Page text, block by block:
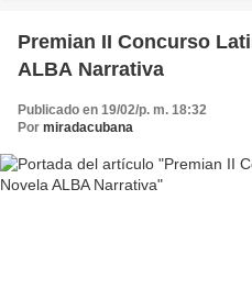
Premian II Concurso
ALBA Narrativa
Publicado en 19/02/p. m. 18:32
Por miradacubana